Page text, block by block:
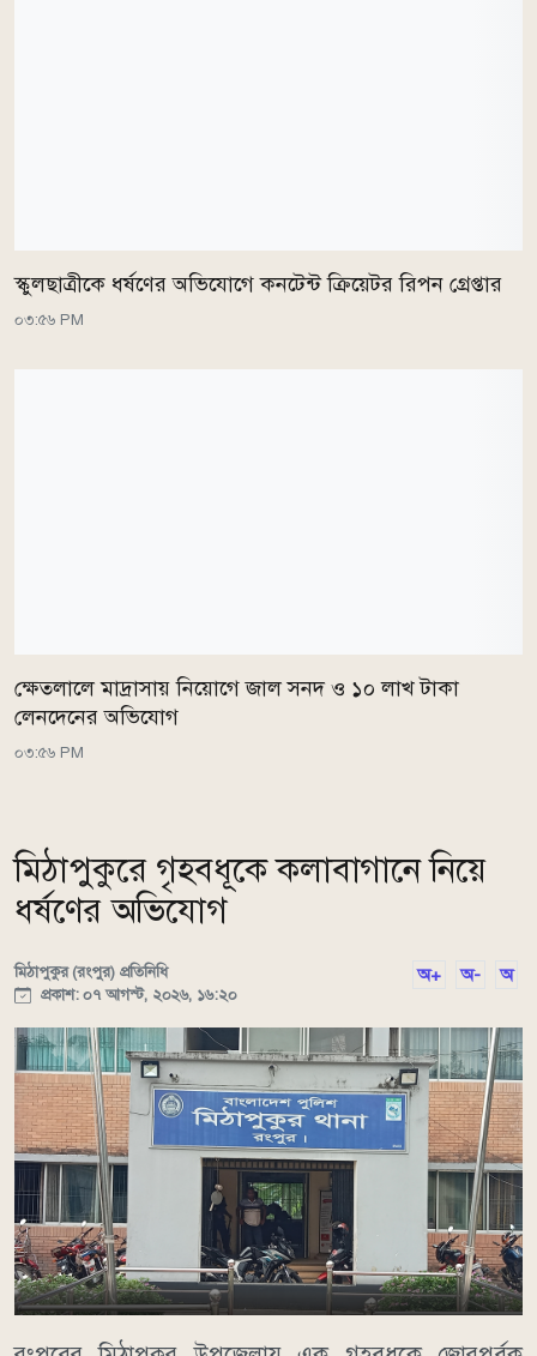
স্কুলছাত্রীকে ধর্ষণের অভিযোগে কনটেন্ট ক্রিয়েটর রিপন গ্রেপ্তার
০৩:৫৬ PM
ক্ষেতলালে মাদ্রাসায় নিয়োগে জাল সনদ ও ১০ লাখ টাকা
লেনদেনের অভিযোগ
০৩:৫৬ PM
মিঠাপুকুরে গৃহবধূকে কলাবাগানে নিয়ে
ধর্ষণের অভিযোগ
মিঠাপুকুর (রংপুর) প্রতিনিধি
প্রকাশ: ০৭ আগস্ট, ২০২৬, ১৬:২০
অ+ অ- অ